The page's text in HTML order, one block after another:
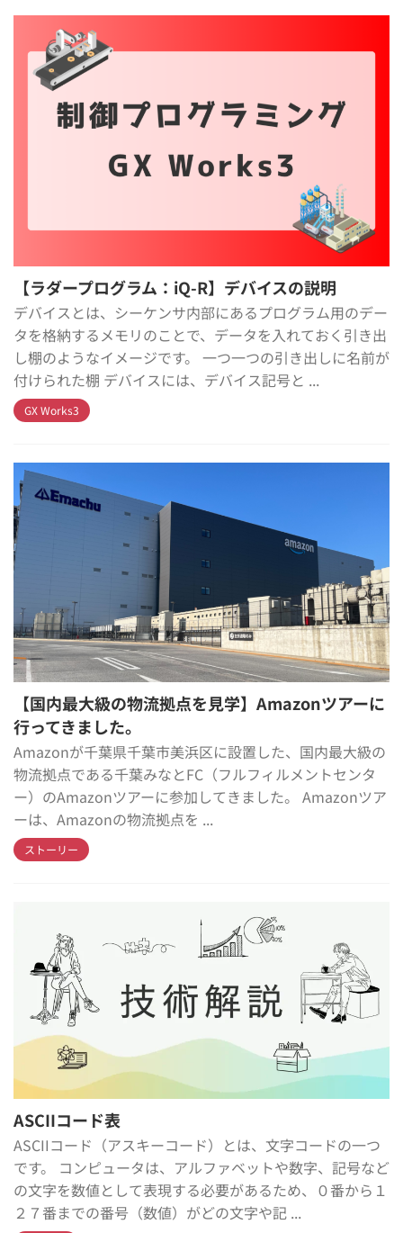
【ラダープログラム：iQ-R】デバイスの説明
デバイスとは、シーケンサ内部にあるプログラム用のデー
タを格納するメモリのことで、データを入れておく引き出
し棚のようなイメージです。 一つ一つの引き出しに名前が
付けられた棚 デバイスには、デバイス記号と ...
GX Works3
【国内最大級の物流拠点を見学】Amazonツアーに
行ってきました。
Amazonが千葉県千葉市美浜区に設置した、国内最大級の
物流拠点である千葉みなとFC（フルフィルメントセンタ
ー）のAmazonツアーに参加してきました。 Amazonツア
ーは、Amazonの物流拠点を ...
ストーリー
ASCIIコード表
ASCIIコード（アスキーコード）とは、文字コードの一つ
です。 コンピュータは、アルファベットや数字、記号など
の文字を数値として表現する必要があるため、０番から１
２７番までの番号（数値）がどの文字や記 ...